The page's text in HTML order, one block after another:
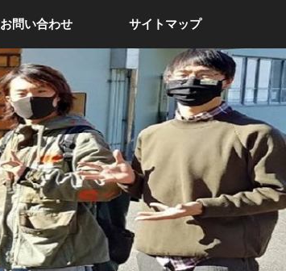
お問い合わせ サイトマップ